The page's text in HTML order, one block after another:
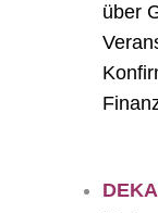
über